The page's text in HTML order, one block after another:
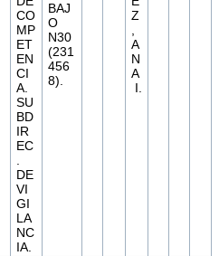
CO
MP
ET
EN
CI
A.
SU
BD
IR
EC
.
DE
VI
GI
LA
NC
IA.
BAJ
O
N30
(231
456
8).
Z
,
A
N
A
I.